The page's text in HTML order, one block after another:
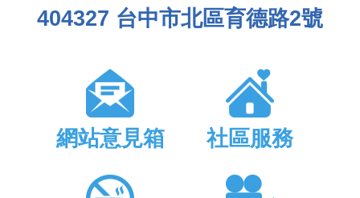
404327 台中市北區育德路2號
網站意見箱 社區服務